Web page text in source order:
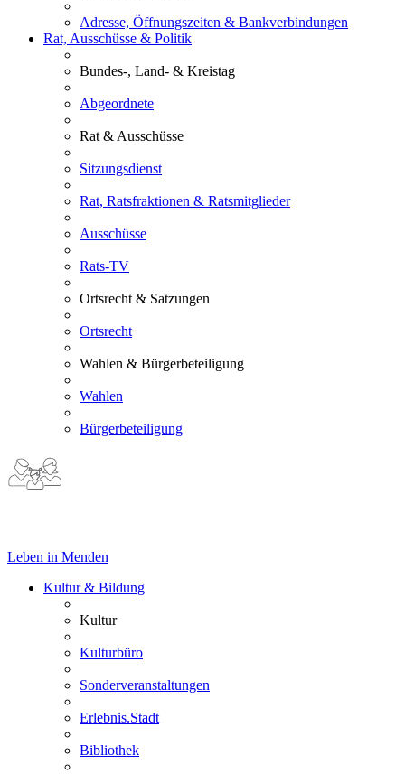
Adresse, Öffnungszeiten & Bankverbindungen
Rat, Ausschüsse & Politik
Bundes-, Land- & Kreistag
Abgeordnete
Rat & Ausschüsse
Sitzungsdienst
Rat, Ratsfraktionen & Ratsmitglieder
Ausschüsse
Rats-TV
Ortsrecht & Satzungen
Ortsrecht
Wahlen & Bürgerbeteiligung
Wahlen
Bürgerbeteiligung
Leben in Menden
Kultur & Bildung
Kultur
Kulturbüro
Sonderveranstaltungen
Erlebnis.Stadt
Bibliothek